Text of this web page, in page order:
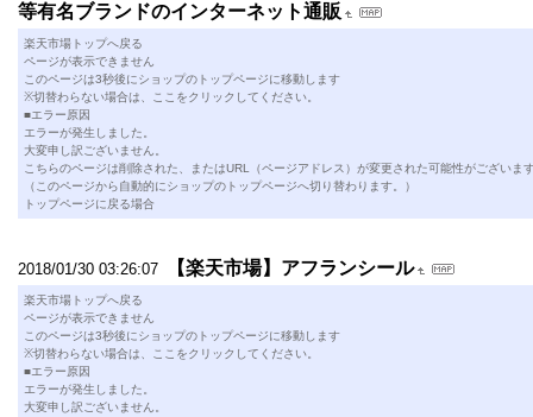
等有名ブランドのインターネット通販
楽天市場トップへ戻る
ページが表示できません
このページは3秒後にショップのトップページに移動します
※切替わらない場合は、ここをクリックしてください。
■エラー原因
エラーが発生しました。
大変申し訳ございません。
こちらのページは削除された、またはURL（ページアドレス）が変更された可能性がございま
（このページから自動的にショップのトップページへ切り替わります。）
トップページに戻る場合
2018/01/30 03:26:07 【楽天市場】アフランシール
楽天市場トップへ戻る
ページが表示できません
このページは3秒後にショップのトップページに移動します
※切替わらない場合は、ここをクリックしてください。
■エラー原因
エラーが発生しました。
大変申し訳ございません。